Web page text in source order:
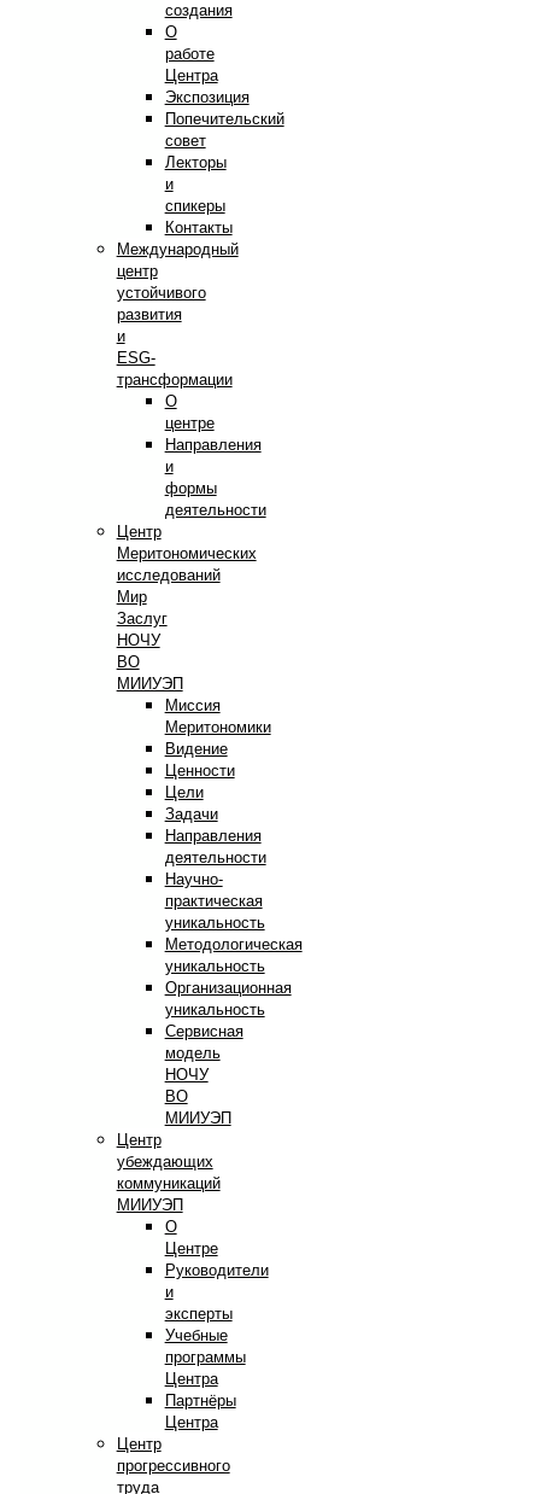
создания
О
работе
Центра
Экспозиция
Попечительский
совет
Лекторы
и
спикеры
Контакты
Международный
центр
устойчивого
развития
и
ESG-
трансформации
О
центре
Направления
и
формы
деятельности
Центр
Меритономических
исследований
Мир
Заслуг
НОЧУ
ВО
МИИУЭП
Миссия
Меритономики
Видение
Ценности
Цели
Задачи
Направления
деятельности
Научно-
практическая
уникальность
Методологическая
уникальность
Организационная
уникальность
Сервисная
модель
НОЧУ
ВО
МИИУЭП
Центр
убеждающих
коммуникаций
МИИУЭП
О
Центре
Руководители
и
эксперты
Учебные
программы
Центра
Партнёры
Центра
Центр
прогрессивного
труда